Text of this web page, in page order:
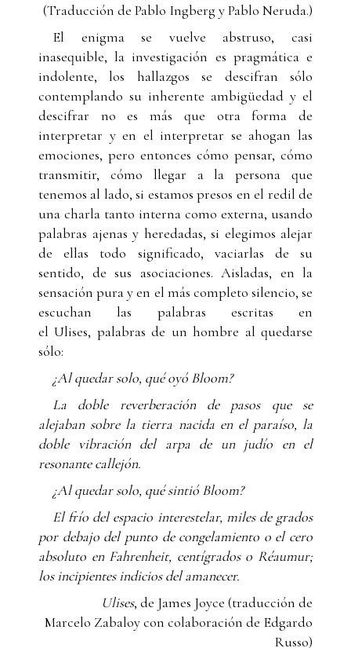
(Traducción de Pablo Ingberg y Pablo Neruda.)
El enigma se vuelve abstruso, casi
inasequible, la investigación es pragmática e
indolente, los hallazgos se descifran sólo
contemplando su inherente ambigüedad y el
descifrar no es más que otra forma de
interpretar y en el interpretar se ahogan las
emociones, pero entonces cómo pensar, cómo
transmitir, cómo llegar a la persona que
tenemos al lado, si estamos presos en el redil de
una charla tanto interna como externa, usando
palabras ajenas y heredadas, si elegimos alejar
de ellas todo significado, vaciarlas de su
sentido, de sus asociaciones. Aisladas, en la
sensación pura y en el más completo silencio, se
escuchan las palabras escritas en
el Ulises, palabras de un hombre al quedarse
sólo:
¿Al quedar solo, qué oyó Bloom?
La doble reverberación de pasos que se
alejaban sobre la tierra nacida en el paraíso, la
doble vibración del arpa de un judío en el
resonante callejón.
¿Al quedar solo, qué sintió Bloom?
El frío del espacio interestelar, miles de grados
por debajo del punto de congelamiento o el cero
absoluto en Fahrenheit, centígrados o Réaumur;
los incipientes indicios del amanecer.
Ulises, de James Joyce (traducción de
Marcelo Zabaloy con colaboración de Edgardo
Russo)